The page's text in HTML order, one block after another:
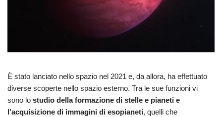
È stato lanciato nello spazio nel 2021 e, da allora, ha effettuato
diverse scoperte nello spazio esterno. Tra le sue funzioni vi
sono lo studio della formazione di stelle e pianeti e
l’acquisizione di immagini di esopianeti, quelli che